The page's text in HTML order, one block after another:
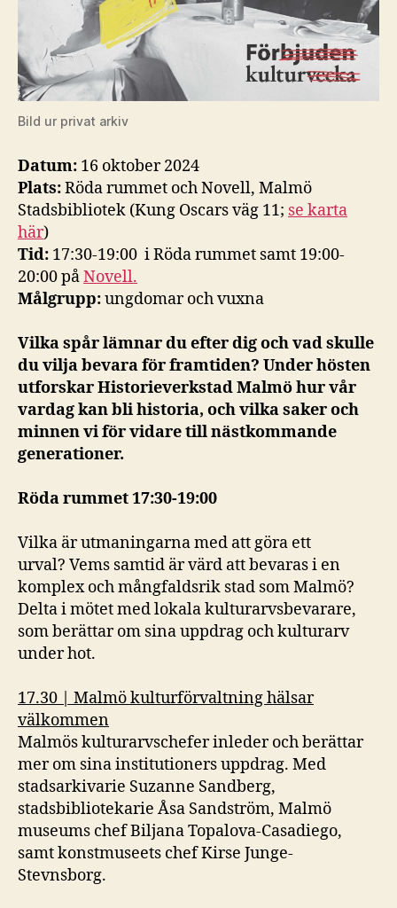
Bild ur privat arkiv
Datum: 16 oktober 2024
Plats:Röda rummet och Novell, Malmö
Stadsbibliotek (Kung Oscars väg 11; se karta
här)
Tid: 17:30-19:00 i Röda rummet samt 19:00-
20:00 påNovell.
Målgrupp:ungdomar och vuxna
Vilka spår lämnar du efter dig och vad skulle
du vilja bevara för framtiden? Under hösten
utforskar Historieverkstad Malmö hur vår
vardag kan bli historia, och vilka saker och
minnen vi för vidare till nästkommande
generationer.
Röda rummet 17:30-19:00
Vilka är utmaningarna med att göra ett
urval? Vems samtid är värd att bevaras i en
komplex och mångfaldsrik stad som Malmö?
Delta i mötet med lokala kulturarvsbevarare,
som berättar om sina uppdrag och kulturarv
under hot.
17.30 | Malmö kulturförvaltning hälsar
välkommen
Malmös kulturarvschefer inleder och berättar
mer om sina institutioners uppdrag. Med
stadsarkivarie Suzanne Sandberg,
stadsbibliotekarie Åsa Sandström, Malmö
museums chef Biljana Topalova-Casadiego,
samt konstmuseets chef Kirse Junge-
Stevnsborg.